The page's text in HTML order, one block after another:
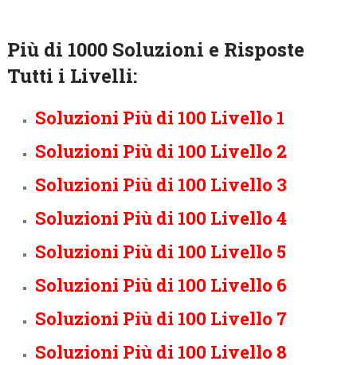
Più di 1000 Soluzioni e Risposte
Tutti i Livelli:
Soluzioni Più di 100 Livello 1
Soluzioni Più di 100 Livello 2
Soluzioni Più di 100 Livello 3
Soluzioni Più di 100 Livello 4
Soluzioni Più di 100 Livello 5
Soluzioni Più di 100 Livello 6
Soluzioni Più di 100 Livello 7
Soluzioni Più di 100 Livello 8